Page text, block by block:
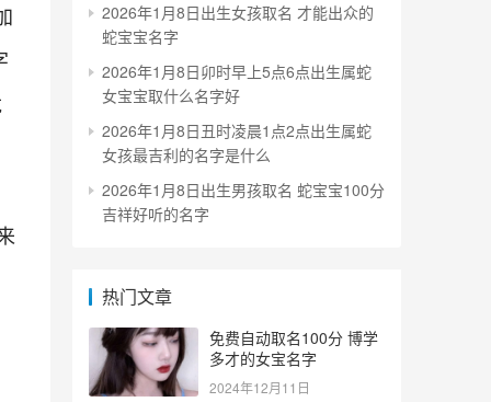
2026年1月8日出生女孩取名 才能出众的
蛇宝宝名字
2026年1月8日卯时早上5点6点出生属蛇
女宝宝取什么名字好
2026年1月8日丑时凌晨1点2点出生属蛇
女孩最吉利的名字是什么
2026年1月8日出生男孩取名 蛇宝宝100分
吉祥好听的名字
热门文章
免费自动取名100分 博学
多才的女宝名字
2024年12月11日